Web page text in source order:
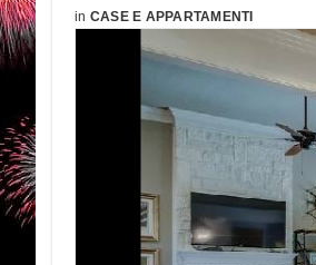
in CASE E APPARTAMENTI